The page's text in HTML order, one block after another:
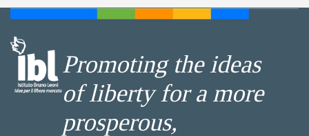
Promoting the ideas
of liberty for a more
prosperous,